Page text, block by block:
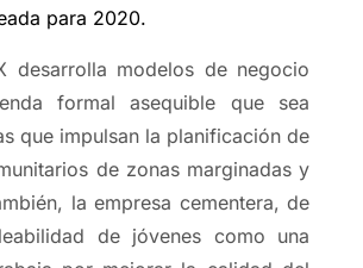
para 2020.
desarrolla modelos de negocio
formal asequible que sea
que impulsan la planificación de
de zonas marginadas y
la empresa cementera, de
de jóvenes como una